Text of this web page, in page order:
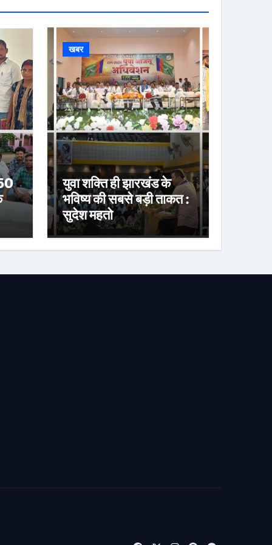
खबर
युवा शक्ति ही झारखंड के
भविष्य की सबसे बड़ी ताकत :
सुदेश महतो